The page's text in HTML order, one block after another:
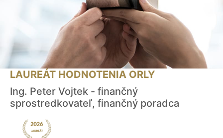
LAUREÁT HODNOTENIA ORLY
Ing. Peter Vojtek - finančný
sprostredkovateľ, finančný poradca